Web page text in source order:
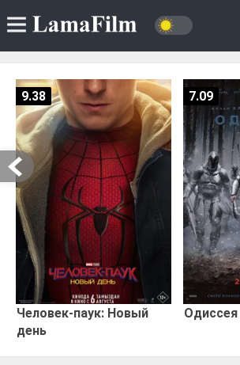
Человек-паук: Новый
день
9.38
Одиссея
7.09